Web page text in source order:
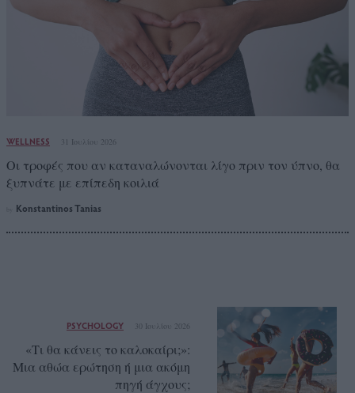
WELLNESS 31 Ιουλίου 2026
Οι τροφές που αν καταναλώνονται λίγο πριν τον ύπνο, θα
ξυπνάτε με επίπεδη κοιλιά
Konstantinos Tanias
PSYCHOLOGY 30 Ιουλίου 2026
«Τι θα κάνεις το καλοκαίρι;»:
Μια αθώα ερώτηση ή μια ακόμη
πηγή άγχους;